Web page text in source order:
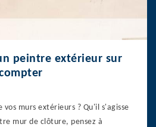
peintre extérieur sur
vos murs extérieurs ? Qu'il s'agisse
mur de clôture, pensez à